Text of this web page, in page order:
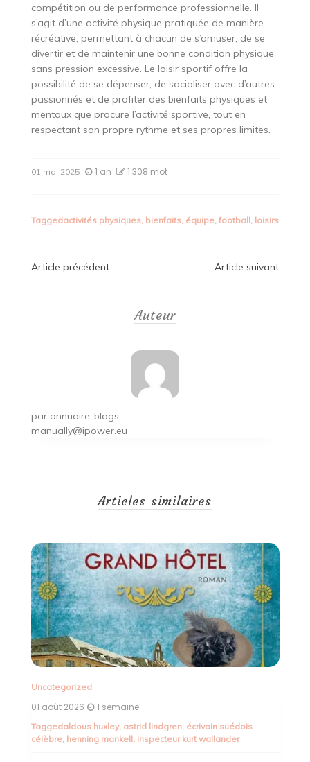
compétition ou de performance professionnelle. Il
s’agit d’une activité physique pratiquée de manière
récréative, permettant à chacun de s’amuser, de se
divertir et de maintenir une bonne condition physique
sans pression excessive. Le loisir sportif offre la
possibilité de se dépenser, de socialiser avec d’autres
passionnés et de profiter des bienfaits physiques et
mentaux que procure l’activité sportive, tout en
respectant son propre rythme et ses propres limites.
01 mai 2025 1 an 1 308 mot
Taggedactivités physiques, bienfaits, équipe, football, loisirs
Navigation
Article précédent Article suivant
Auteur
par annuaire-blogs
manually@ipower.eu
Articles similaires